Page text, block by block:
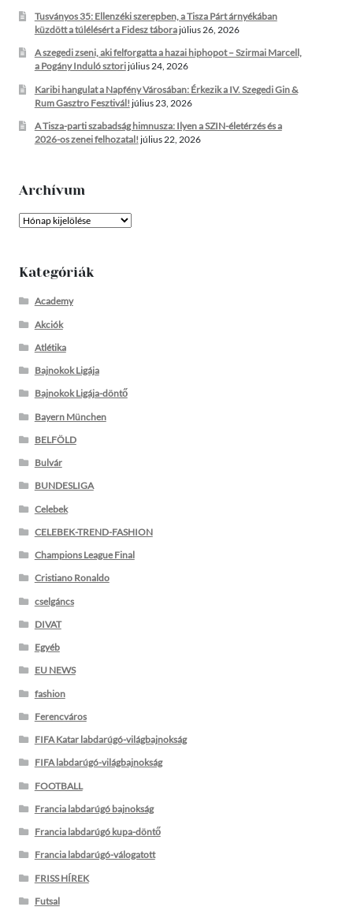
Tusványos 35: Ellenzéki szerepben, a Tisza Párt árnyékában
küzdött a túlélésért a Fidesz táborajúlius 26, 2026
A szegedi zseni, aki felforgatta a hazai hiphopot – Szirmai Marcell,
a Pogány Induló sztorijúlius 24, 2026
Karibi hangulat a Napfény Városában: Érkezik a IV. Szegedi Gin &
Rum Gasztro Fesztivál! július 23, 2026
A Tisza-parti szabadság himnusza: Ilyen a SZIN-életérzés és a
2026-os zenei felhozatal! július 22, 2026
Archívum
Archívum
Kategóriák
Academy
Akciók
Atlétika
Bajnokok Ligája
Bajnokok Ligája-döntő
Bayern München
BELFÖLD
Bulvár
BUNDESLIGA
Celebek
CELEBEK-TREND-FASHION
Champions League Final
Cristiano Ronaldo
cselgáncs
DIVAT
Egyéb
EU NEWS
fashion
Ferencváros
FIFA Katar labdarúgó-világbajnokság
FIFA labdarúgó-világbajnokság
FOOTBALL
Francia labdarúgó bajnokság
Francia labdarúgó kupa-döntő
Francia labdarúgó-válogatott
FRISS HÍREK
Futsal